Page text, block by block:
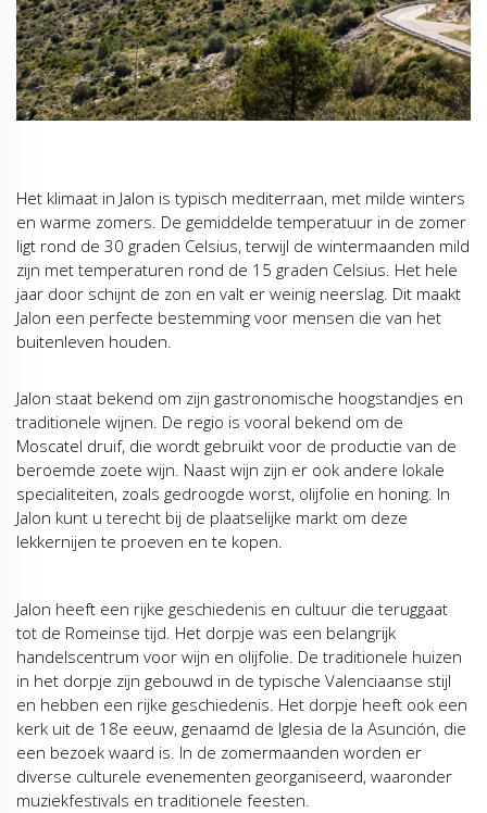
Het klimaat in Jalon is typisch mediterraan, met milde winters
en warme zomers. De gemiddelde temperatuur in de zomer
ligt rond de 30 graden Celsius, terwijl de wintermaanden mild
zijn met temperaturen rond de 15 graden Celsius. Het hele
jaar door schijnt de zon en valt er weinig neerslag. Dit maakt
Jalon een perfecte bestemming voor mensen die van het
buitenleven houden.
Jalon staat bekend om zijn gastronomische hoogstandjes en
traditionele wijnen. De regio is vooral bekend om de
Moscatel druif, die wordt gebruikt voor de productie van de
beroemde zoete wijn. Naast wijn zijn er ook andere lokale
specialiteiten, zoals gedroogde worst, olijfolie en honing. In
Jalon kunt u terecht bij de plaatselijke markt om deze
lekkernijen te proeven en te kopen.
Jalon heeft een rijke geschiedenis en cultuur die teruggaat
tot de Romeinse tijd. Het dorpje was een belangrijk
handelscentrum voor wijn en olijfolie. De traditionele huizen
in het dorpje zijn gebouwd in de typische Valenciaanse stijl
en hebben een rijke geschiedenis. Het dorpje heeft ook een
kerk uit de 18e eeuw, genaamd de Iglesia de la Asunción, die
een bezoek waard is. In de zomermaanden worden er
diverse culturele evenementen georganiseerd, waaronder
muziekfestivals en traditionele feesten.